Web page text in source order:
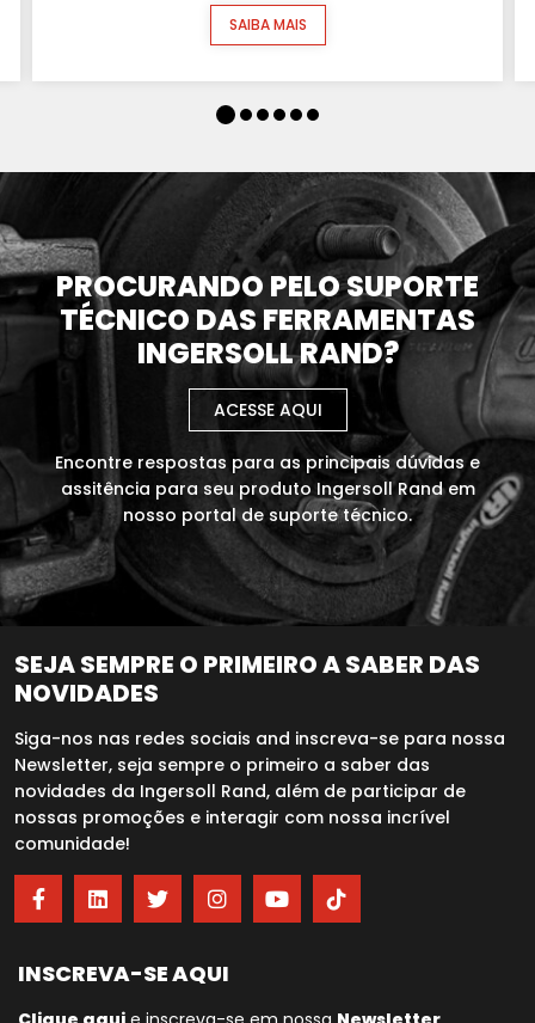
SAIBA MAIS
PROCURANDO PELO SUPORTE
TÉCNICO DAS FERRAMENTAS
INGERSOLL RAND?
ACESSE AQUI
Encontre respostas para as principais dúvidas e
assitência para seu produto Ingersoll Rand em
nosso portal de suporte técnico.
SEJA SEMPRE O PRIMEIRO A SABER DAS
NOVIDADES
Siga-nos nas redes sociais and inscreva-se para nossa
Newsletter, seja sempre o primeiro a saber das
novidades da Ingersoll Rand, além de participar de
nossas promoções e interagir com nossa incrível
comunidade!
INSCREVA-SE AQUI